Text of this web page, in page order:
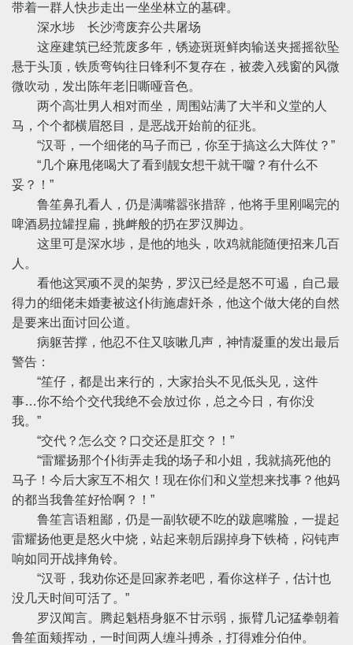
带着一群人快步走出一坐坐林立的墓碑。
深水埗 长沙湾废弃公共屠场
这座建筑已经荒废多年，锈迹斑斑鲜肉输送夹摇摇欲坠
悬于头顶，铁质弯钩往日锋利不复存在，被袭入残窗的风微
微吹动，发出陈年老旧嘶哑音色。
两个高壮男人相对而坐，周围站满了大半和义堂的人
马，个个都横眉怒目，是恶战开始前的征兆。
“汉哥，一个细佬的马子而已，你至于搞这么大阵仗？”
“几个麻甩佬喝大了看到靓女想干就干囖？有什么不
妥？！”
鲁笙鼻孔看人，仍是满嘴嚣张措辞，他将手里刚喝完的
啤酒易拉罐捏扁，挑衅般的扔在罗汉脚边。
这里可是深水埗，是他的地头，吹鸡就能随便招来几百
人。
看他这冥顽不灵的架势，罗汉已经是怒不可遏，自己最
得力的细佬未婚妻被这仆街施虐奸杀，他这个做大佬的自然
是要来出面讨回公道。
病躯苦撑，他忍不住又咳嗽几声，神情凝重的发出最后
警告：
“笙仔，都是出来行的，大家抬头不见低头见，这件
事…你不给个交代我绝不会放过你，总之今日，有你没
我。”
“交代？怎么交？口交还是肛交？！”
“雷耀扬那个仆街弄走我的场子和小姐，我就搞死他的
马子！今后大家互不相欠！现在你们和义堂想来找事？他妈
的都当我鲁笙好恰啊？！”
鲁笙言语粗鄙，仍是一副软硬不吃的跋扈嘴脸，一提起
雷耀扬他更是怒火中烧，站起来朝后踢掉身下铁椅，闷钝声
响如同开战摔角铃。
“汉哥，我劝你还是回家养老吧，看你这样子，估计也
没几天时间可活了。”
罗汉闻言。腾起魁梧身躯不甘示弱，振臂几记猛拳朝着
鲁笙面颊挥动，一时间两人缠斗搏杀，打得难分伯仲。